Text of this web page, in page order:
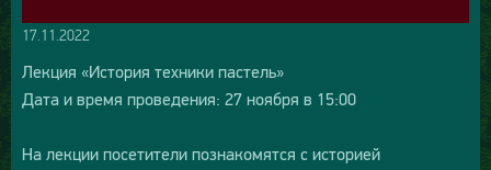
17.11.2022
Лекция «История техники пастель»
Дата и время проведения: 27 ноября в 15:00
На лекции посетители познакомятся с историей